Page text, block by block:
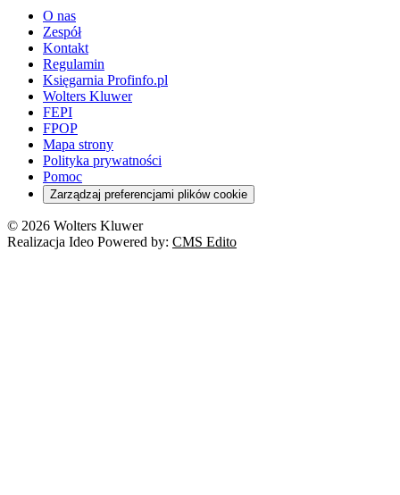
O nas
Zespół
Kontakt
Regulamin
Księgarnia Profinfo.pl
Wolters Kluwer
FEPI
FPOP
Mapa strony
Polityka prywatności
Pomoc
Zarządzaj preferencjami plików cookie
© 2026 Wolters Kluwer
Realizacja Ideo Powered by: CMS Edito